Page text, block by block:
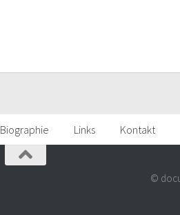
Biographie Links Kontakt
©